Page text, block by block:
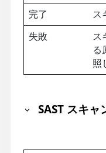
完了
ス
失敗
ス
る
照
SAST スキャ